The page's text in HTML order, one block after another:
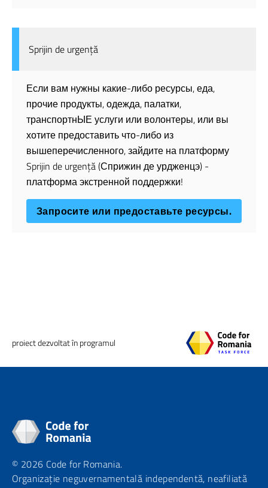
Sprijin de urgență
Если вам нужны какие-либо ресурсы, еда,
прочие продукты, одежда, палатки,
транспортнЫЕ услуги или волонтеры, или вы
хотите предоставить что-либо из
вышеперечисленного, зайдите на платформу
Sprijin de urgență (Сприжин де урдженцэ) -
платформа экстренной поддержки!
Запросите или предоставьте ресурсы.
proiect dezvoltat în programul
© 2026 Code for Romania.
Organizație neguvernamentală independentă, neafiliată